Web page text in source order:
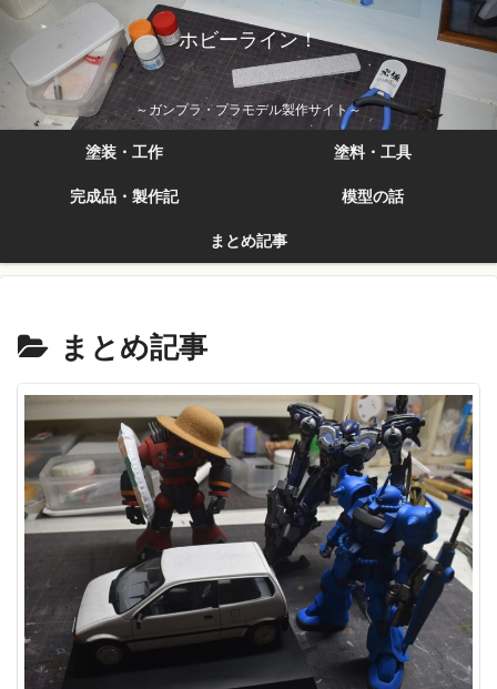
ホビーライン！
～ガンプラ・プラモデル製作サイト～
塗装・工作 塗料・工具
完成品・製作記 模型の話
まとめ記事
まとめ記事